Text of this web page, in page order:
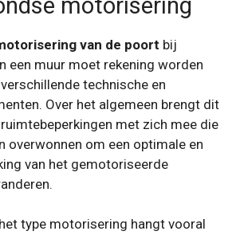
motorisering
van de poort bij
een muur moet rekening worden
technische en
Over het algemeen brengt dit
met zich mee die
overwonnen om een ​​optimale en
van het gemotoriseerde
type motorisering hangt vooral